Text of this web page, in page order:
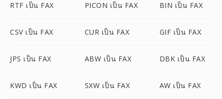
RTF เป็น FAX PICON เป็น FAX BIN เป็น FAX
CSV เป็น FAX CUR เป็น FAX GIF เป็น FAX
JPS เป็น FAX ABW เป็น FAX DBK เป็น FAX
KWD เป็น FAX SXW เป็น FAX AW เป็น FAX